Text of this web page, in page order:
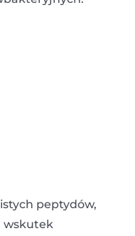
peptydów,
wskutek